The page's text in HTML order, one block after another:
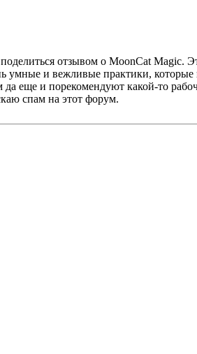
отзывом о MoonCat Magic.
умные и вежливые практики,
да еще и порекомендуют какой-то
спам на этот форум.